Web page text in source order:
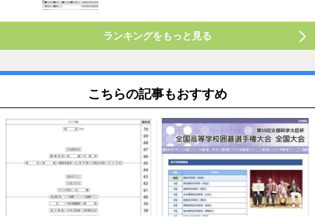
ランキングをもっと見る
こちらの記事もおすすめ